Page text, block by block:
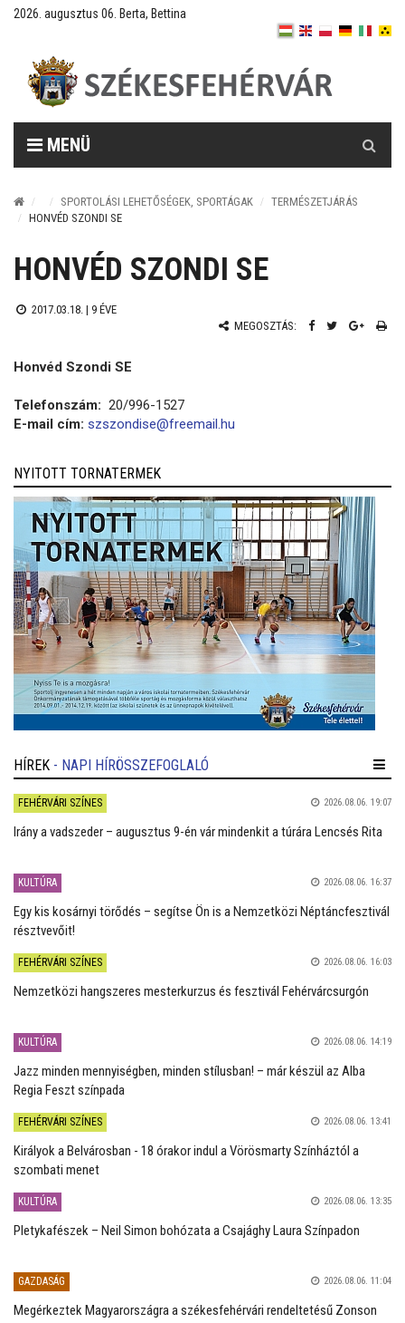
2026. augusztus 06. Berta, Bettina
MENÜ
SPORTOLÁSI LEHETŐSÉGEK, SPORTÁGAK
TERMÉSZETJÁRÁS
HONVÉD SZONDI SE
HONVÉD SZONDI SE
2017.03.18. | 9 ÉVE
MEGOSZTÁS:
Honvéd Szondi SE
Telefonszám: 20/996-1527
E-mail cím: szszondise@freemail.hu
NYITOTT TORNATERMEK
HÍREK - NAPI HÍRÖSSZEFOGLALÓ
FEHÉRVÁRI SZÍNES 2026.08.06. 19:07
Irány a vadszeder – augusztus 9-én vár mindenkit a túrára Lencsés Rita
KULTÚRA 2026.08.06. 16:37
Egy kis kosárnyi törődés – segítse Ön is a Nemzetközi Néptáncfesztivál
résztvevőit!
FEHÉRVÁRI SZÍNES 2026.08.06. 16:03
Nemzetközi hangszeres mesterkurzus és fesztivál Fehérvárcsurgón
KULTÚRA 2026.08.06. 14:19
Jazz minden mennyiségben, minden stílusban! – már készül az Alba
Regia Feszt színpada
FEHÉRVÁRI SZÍNES 2026.08.06. 13:41
Királyok a Belvárosban - 18 órakor indul a Vörösmarty Színháztól a
szombati menet
KULTÚRA 2026.08.06. 13:35
Pletykafészek – Neil Simon bohózata a Csajághy Laura Színpadon
GAZDASÁG 2026.08.06. 11:04
Megérkeztek Magyarországra a székesfehérvári rendeltetésű Zonson